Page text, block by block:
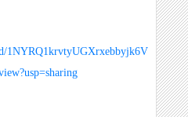
1NYRQ1krvtyUGXrxebbyjk6V